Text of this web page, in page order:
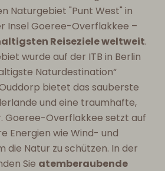
Naturgebiet "Punt West" in
Insel Goeree-Overflakkee –
Reiseziele weltweit.
wurde auf der ITB in Berlin
Naturdestination“
bietet das sauberste
und eine traumhafte,
Goeree-Overflakkee setzt auf
Energien wie Wind- und
die Natur zu schützen. In der
Sie atemberaubende